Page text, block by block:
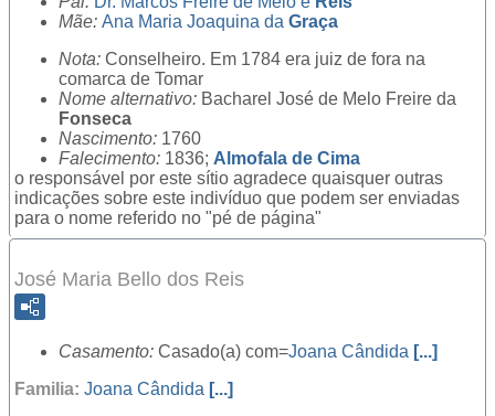
Mãe: Ana Maria Joaquina da Graça
Nota: Conselheiro. Em 1784 era juiz de fora na
comarca de Tomar
Nome alternativo: Bacharel José de Melo Freire da
Fonseca
Nascimento: 1760
Falecimento: 1836; Almofala de Cima
o responsável por este sítio agradece quaisquer outras
indicações sobre este indivíduo que podem ser enviadas
para o nome referido no "pé de página"
José Maria Bello dos Reis
Casamento: Casado(a) com=Joana Cândida [...]
Familia: Joana Cândida [...]